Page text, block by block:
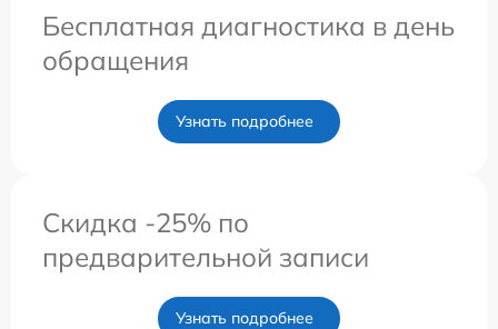
Бесплатная диагностика в день
обращения
Узнать подробнее
Скидка -25% по
предварительной записи
Узнать подробнее